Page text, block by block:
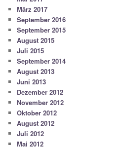
März 2017
September 2016
September 2015
August 2015
Juli 2015
September 2014
August 2013
Juni 2013
Dezember 2012
November 2012
Oktober 2012
August 2012
Juli 2012
Mai 2012